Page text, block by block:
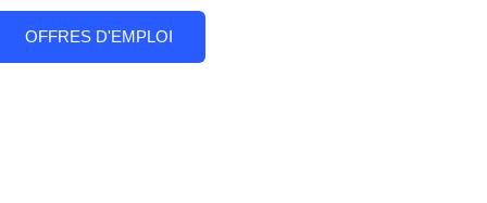
OFFRES D'EMPLOI